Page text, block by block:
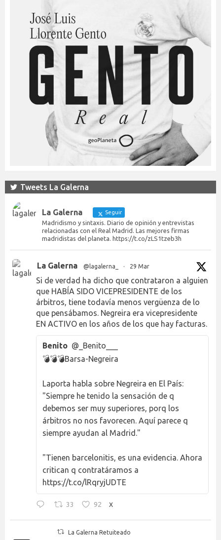
Tweets La Galerna
La Galerna Seguir
Madridismo y sintaxis. Diario de opinión y entrevistas
relacionadas con el Real Madrid. Las mejores firmas
madridistas del planeta. https://t.co/zLS1tzeb3h
La Galerna @lagalerna_ · 29 Mar
Si de verdad ha dicho que contrataron a alguien
que HABÍA SIDO VICEPRESIDENTE de los
árbitros, tiene todavía menos vergüenza de lo
que pensábamos. Negreira era vicepresidente
EN ACTIVO en los años de los que hay facturas.
Benito @_Benito___
💣💣💣Barsa-Negreira
Laporta habla sobre Negreira en El País:
"Siempre he tenido la sensación de q
debemos ser muy superiores, porq los
árbitros no nos favorecen. Aquí parece q
siempre ayudan al Madrid."
"Tienen barcelonitis, es una evidencia. Ahora
critican q contratáramos a
https://t.co/lRqryjUDTE
33 92 X
La Galerna Retuiteado